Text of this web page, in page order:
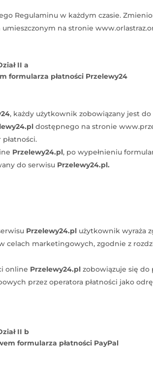
Regulaminu w każdym czasie.
na stronie
II a
formularza płatności Przelewy24
, każdy użytkownik zobowiązany jest
dostępnego na stronie
Przelewy24.pl, po wypełnieniu
do serwisu Przelewy24.pl.
Przelewy24.plużytkownik wyraża
marketingowych, zgodnie z
online Przelewy24.plzobowiązuje się do
przez operatora płatności jako
II b
formularza płatności PayPal